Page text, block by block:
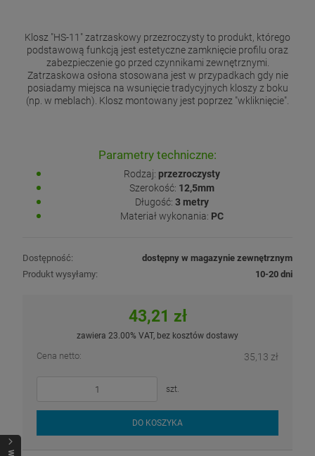
Klosz "HS-11" zatrzaskowy przezroczysty to produkt, którego
podstawową funkcją jest estetyczne zamknięcie profilu oraz
zabezpieczenie go przed czynnikami zewnętrznymi.
Zatrzaskowa osłona stosowana jest w przypadkach gdy nie
posiadamy miejsca na wsunięcie tradycyjnych kloszy z boku
(np. w meblach). Klosz montowany jest poprzez "wkliknięcie".
Parametry techniczne:
Rodzaj: przezroczysty
Szerokość: 12,5mm
Długość: 3 metry
Materiał wykonania: PC
Dostępność:
dostępny w magazynie zewnętrznym
Produkt wysyłamy:
10-20 dni
43,21 zł
zawiera 23.00% VAT, bez kosztów dostawy
Cena netto: 35,13 zł
szt.
DO KOSZYKA